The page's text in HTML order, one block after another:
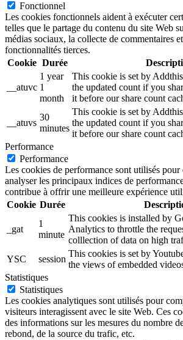
Fonctionnel
Les cookies fonctionnels aident à exécuter
telles que le partage du contenu du site Web
médias sociaux, la collecte de commentaires
fonctionnalités tierces.
Cookie Durée
__atuvc
1 year
1
month
This cookie is set by
the updated count if you
it before our share count
__atuvs
30
minutes
This cookie is set by
the updated count if you
it before our share count
Performance
Performance
Les cookies de performance sont utilisés pour
analyser les principaux indices de
contribue à offrir une meilleure expérience
Cookie Durée
_gat
1
minute
This cookies is installed by
Analytics to throttle the
colllection of data on high
YSC
session
This cookies is set by
the views of embedded
Statistiques
Statistiques
Les cookies analytiques sont utilisés pour
visiteurs interagissent avec le site Web. Ces
des informations sur les mesures du nombre
rebond, de la source du trafic, etc.